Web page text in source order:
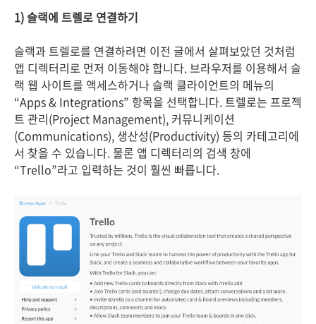
1) 슬랙에 트렐로 연결하기
슬랙과 트렐로를 연결하려면 이전 글에서 살펴보았던 것처럼
앱 디렉터리로 먼저 이동해야 합니다. 브라우저를 이용해서 슬
랙 웹 사이트를 액세스하거나 슬랙 클라이언트의 메뉴의
“Apps & Integrations” 항목을 선택합니다. 트렐로는 프로젝
트 관리(Project Management), 커뮤니케이션
(Communications), 생산성(Productivity) 등의 카테고리에
서 찾을 수 있습니다. 물론 앱 디렉터리의 검색 창에
“Trello”라고 입력하는 것이 훨씬 빠릅니다.